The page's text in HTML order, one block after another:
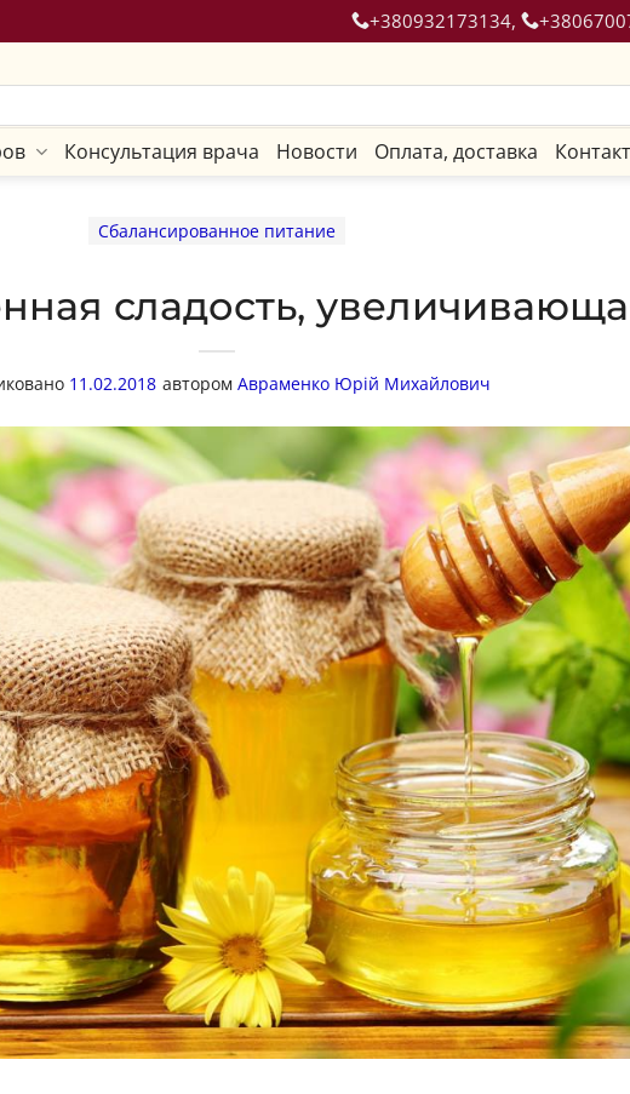
+380932173134,
Консультация врача Новости Оплата, доставка
Сбалансированное питание
сладость,
11.02.2018 автором Авраменко Юрій Михайлович